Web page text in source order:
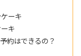
ーキ
キ
約はできるの？